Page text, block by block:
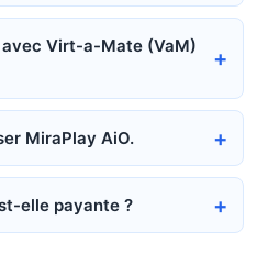
Virt-a-Mate (VaM)
MiraPlay AiO.
elle payante ?